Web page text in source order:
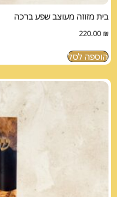
בית מזוזה מעוצב שפע ברכה
220.00 ₪
הוספה לסל